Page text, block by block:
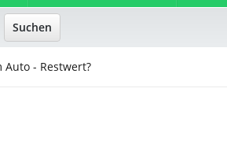
Auto - Restwert?